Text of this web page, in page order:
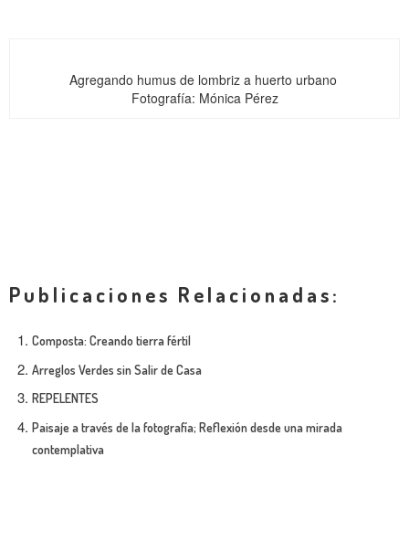
Agregando humus de lombriz a huerto urbano
Fotografía: Mónica Pérez
Publicaciones Relacionadas:
Composta: Creando tierra fértil
Arreglos Verdes sin Salir de Casa
REPELENTES
Paisaje a través de la fotografía; Reflexión desde una mirada
contemplativa